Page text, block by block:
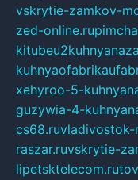
vskrytie-zamkov-
zed-online.ru
xehyroo-5-
guzywia-4-
cs68.ruvladivostok-
raszar.ruvskrytie-
lipetsktelecom.ru